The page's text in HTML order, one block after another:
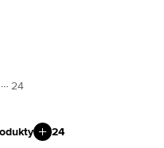
… 24
24